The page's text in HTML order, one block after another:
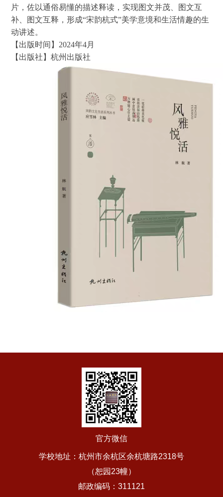
片，佐以通俗易懂的描述释读，实现图文并茂、图文互
补、图文互释，形成“宋韵杭式”美学意境和生活情趣的生
动讲述。
【出版时间】 2024年4月
【出版社】杭州出版社
官方微信
学校地址：杭州市余杭区余杭塘路2318号
（恕园23幢）
邮政编码：311121